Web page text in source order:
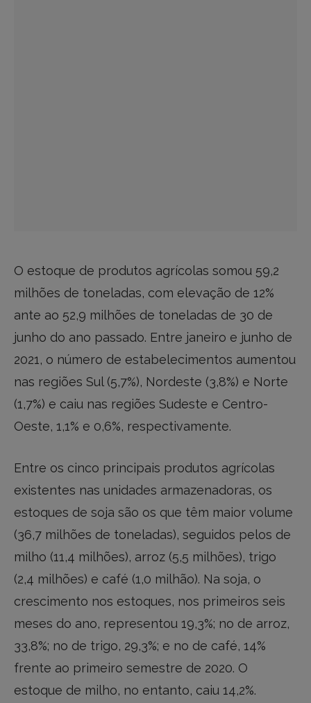
O estoque de produtos agrícolas somou 59,2
milhões de toneladas, com elevação de 12%
ante ao 52,9 milhões de toneladas de 30 de
junho do ano passado. Entre janeiro e junho de
2021, o número de estabelecimentos aumentou
nas regiões Sul (5,7%), Nordeste (3,8%) e Norte
(1,7%) e caiu nas regiões Sudeste e Centro-
Oeste, 1,1% e 0,6%, respectivamente.
Entre os cinco principais produtos agrícolas
existentes nas unidades armazenadoras, os
estoques de soja são os que têm maior volume
(36,7 milhões de toneladas), seguidos pelos de
milho (11,4 milhões), arroz (5,5 milhões), trigo
(2,4 milhões) e café (1,0 milhão). Na soja, o
crescimento nos estoques, nos primeiros seis
meses do ano, representou 19,3%; no de arroz,
33,8%; no de trigo, 29,3%; e no de café, 14%
frente ao primeiro semestre de 2020. O
estoque de milho, no entanto, caiu 14,2%.